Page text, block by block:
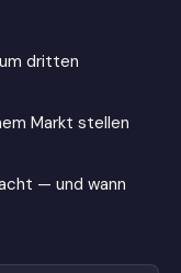
dritten
Markt stellen
— und wann